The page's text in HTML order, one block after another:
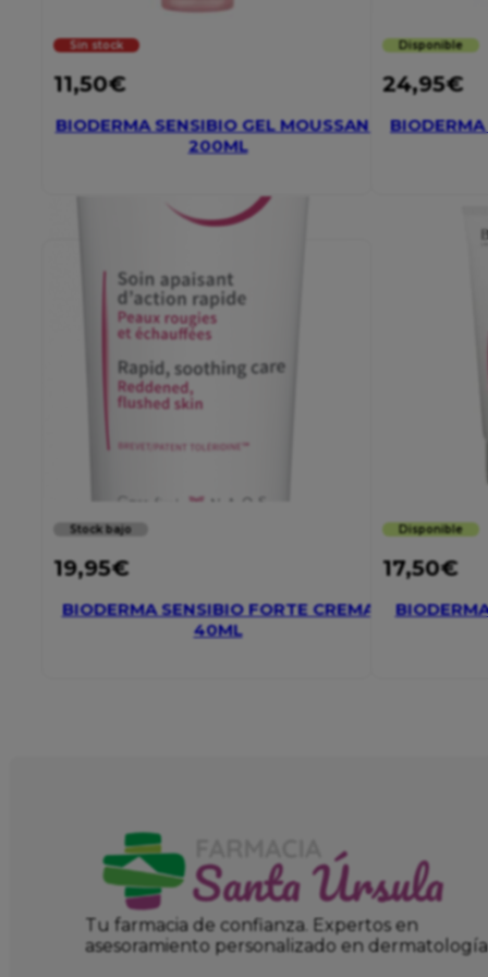
Sin stock
11,50€
BIODERMA SENSIBIO GEL MOUSSANT
200ML
Disponible
24,95€
Stock bajo
19,95€
BIODERMA SENSIBIO FORTE CREMA
40ML
Disponible
17,50€